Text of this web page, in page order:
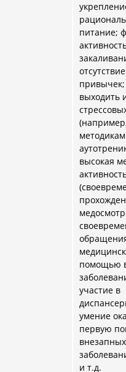
питание;
выходить
высокая
помощью
участие в
умение
первую
внезапных
и т.д.